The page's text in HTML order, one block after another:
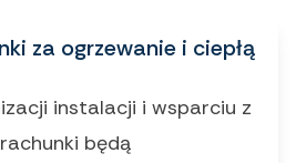
za ogrzewanie i ciepłą
instalacji i wsparciu z
będą